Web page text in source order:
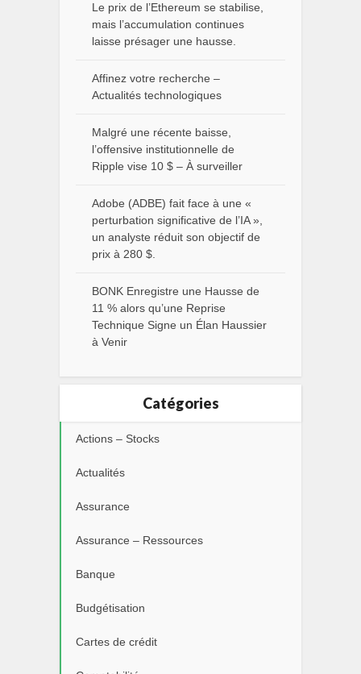
Le prix de l’Ethereum se stabilise,
mais l’accumulation continues
laisse présager une hausse.
Affinez votre recherche –
Actualités technologiques
Malgré une récente baisse,
l’offensive institutionnelle de
Ripple vise 10 $ – À surveiller
Adobe (ADBE) fait face à une «
perturbation significative de l’IA »,
un analyste réduit son objectif de
prix à 280 $.
BONK Enregistre une Hausse de
11 % alors qu’une Reprise
Technique Signe un Élan Haussier
à Venir
Catégories
Actions – Stocks
Actualités
Assurance
Assurance – Ressources
Banque
Budgétisation
Cartes de crédit